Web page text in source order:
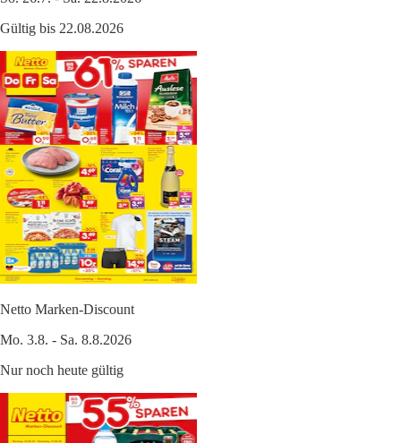
Gültig bis 22.08.2026
Netto Marken-Discount
Mo. 3.8. - Sa. 8.8.2026
Nur noch heute gültig